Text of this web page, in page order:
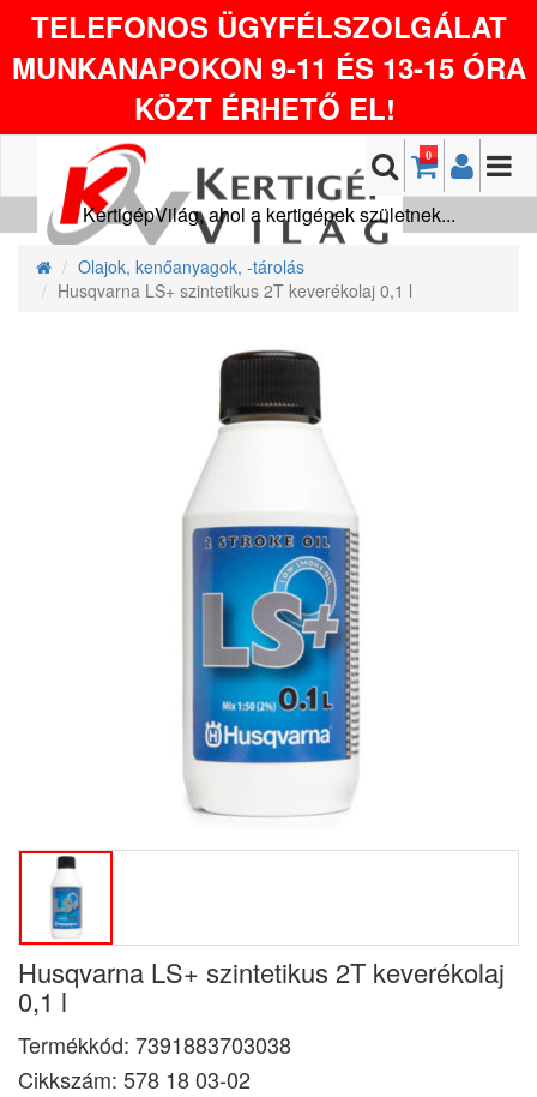
TELEFONOS ÜGYFÉLSZOLGÁLAT
MUNKANAPOKON 9-11 ÉS 13-15 ÓRA
KÖZT ÉRHETŐ EL!
0
KertigépVilág, ahol a kertigépek születnek...
Olajok, kenőanyagok, -tárolás
Husqvarna LS+ szintetikus 2T keverékolaj 0,1 l
Husqvarna LS+ szintetikus 2T keverékolaj
0,1 l
Termékkód: 7391883703038
Cikkszám: 578 18 03-02